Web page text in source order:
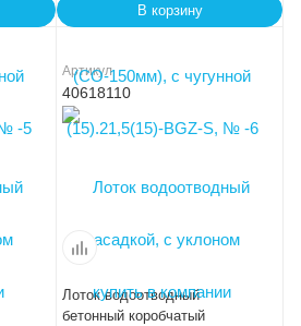
В корзину
Артикул
40618110
Лоток водоотводный
бетонный коробчатый